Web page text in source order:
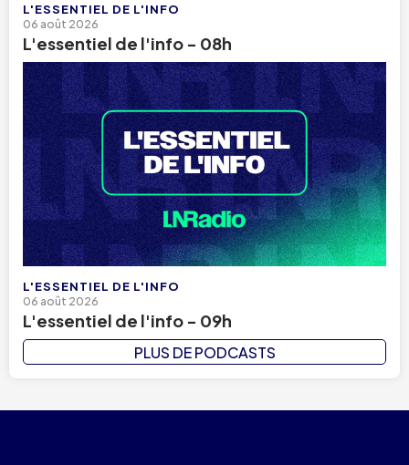
L'ESSENTIEL DE L'INFO
06 août 2026
L'essentiel de l'info - 08h
L'ESSENTIEL DE L'INFO
06 août 2026
L'essentiel de l'info - 09h
PLUS DE PODCASTS